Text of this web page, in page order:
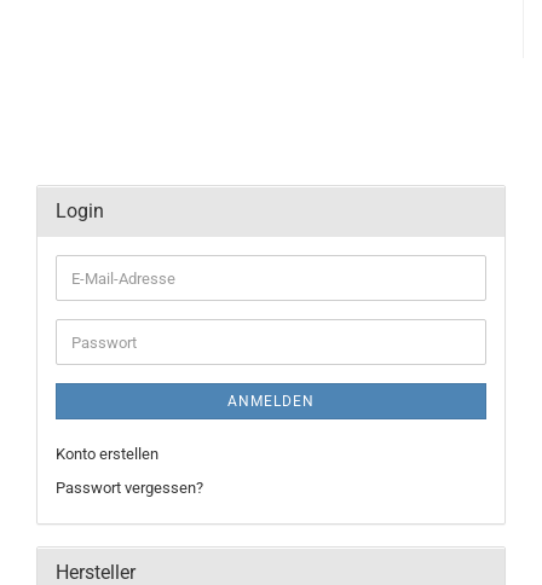
Login
E-
Mail-
Adresse
Passwort
ANMELDEN
Konto erstellen
Passwort vergessen?
Hersteller